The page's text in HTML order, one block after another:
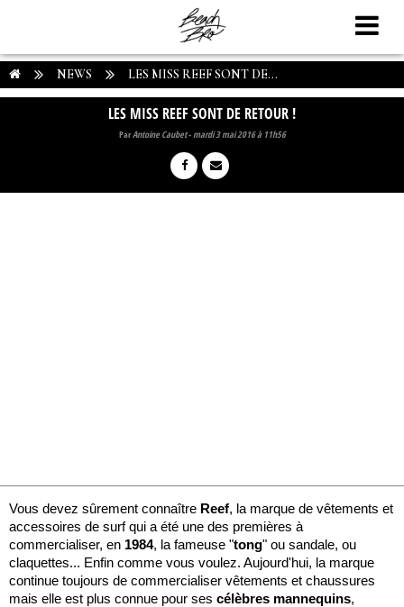
NEWS LES MISS REEF SONT DE...
LES MISS REEF SONT DE RETOUR !
ParAntoine Caubet-mardi 3 mai 2016 à 11h56
Vous devez sûrement connaître Reef, la marque de vêtements et
accessoires de surf qui a été une des premières à
commercialiser, en 1984, la fameuse "tong" ou sandale, ou
claquettes... Enfin comme vous voulez. Aujourd'hui, la marque
continue toujours de commercialiser vêtements et chaussures
mais elle est plus connue pour ses célèbres mannequins,